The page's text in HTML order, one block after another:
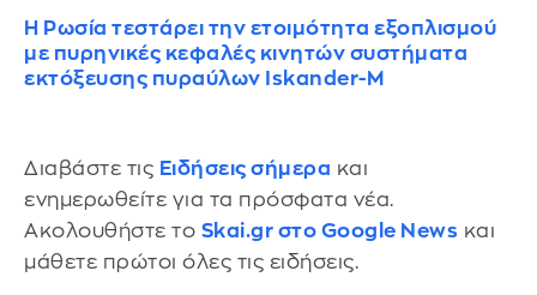
Η Ρωσία τεστάρει την ετοιμότητα εξοπλισμού
με πυρηνικές κεφαλές κινητών συστήματα
εκτόξευσης πυραύλων Iskander-M
Διαβάστε τις Ειδήσεις σήμερα και
ενημερωθείτε για τα πρόσφατα νέα.
Ακολουθήστε το Skai.gr στο Google News και
μάθετε πρώτοι όλες τις ειδήσεις.